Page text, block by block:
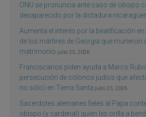
ONU se pronuncia ante caso de obispo
desaparecido por la dictadura
Aumenta el interés por la beatificación
de los mártires de Georgia que murieron
matrimonio julio 25, 2026
Franciscanos piden ayuda a Marco
persecución de colonos judíos que
no sólo) en Tierra Santa julio 25, 2026
Sacerdotes alemanes fieles al Papa
obispo (y cardenal) quien les orilla a